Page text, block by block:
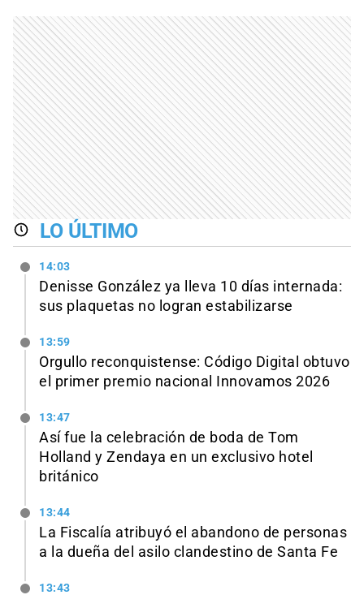
LO ÚLTIMO
14:03
Denisse González ya lleva 10 días internada:
sus plaquetas no logran estabilizarse
13:59
Orgullo reconquistense: Código Digital obtuvo
el primer premio nacional Innovamos 2026
13:47
Así fue la celebración de boda de Tom
Holland y Zendaya en un exclusivo hotel
británico
13:44
La Fiscalía atribuyó el abandono de personas
a la dueña del asilo clandestino de Santa Fe
13:43